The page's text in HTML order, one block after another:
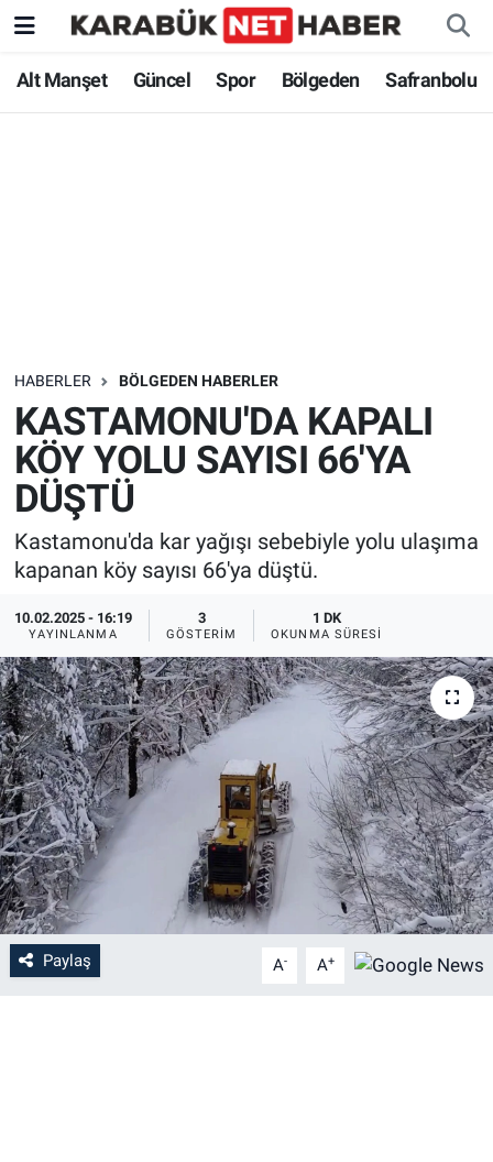
Alt Manşet Güncel Spor Bölgeden Safranbolu
HABERLER BÖLGEDEN HABERLER
KASTAMONU'DA KAPALI
KÖY YOLU SAYISI 66'YA
DÜŞTÜ
Kastamonu'da kar yağışı sebebiyle yolu ulaşıma
kapanan köy sayısı 66'ya düştü.
10.02.2025 - 16:19
YAYINLANMA
3
GÖSTERIM
1 DK
OKUNMA SÜRESI
Paylaş A- A+